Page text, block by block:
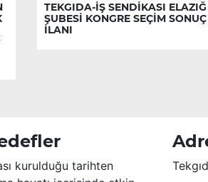
TEKGIDA-İŞ SENDİKASI ELAZIĞ
ŞUBESİ KONGRE SEÇİM SONUÇ
İLANI
kurulduğu tarihten